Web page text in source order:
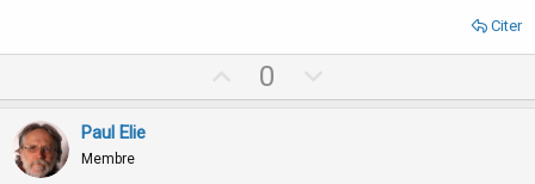
Citer
p
0
o
Paul Elie
Membre